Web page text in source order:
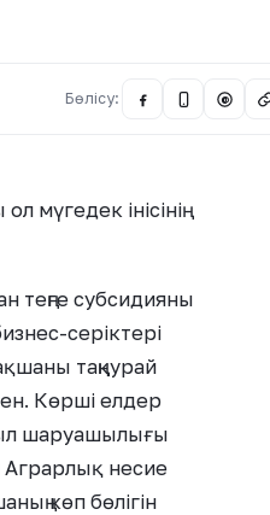
Бөлісу: @
інісінің
теңге субсидияны
серіктері
таңқурай
Көрші елдер
шаруашылығы
Аграрлық несие
көп бөлігін